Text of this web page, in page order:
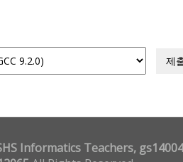
제
Informatics Teachers,